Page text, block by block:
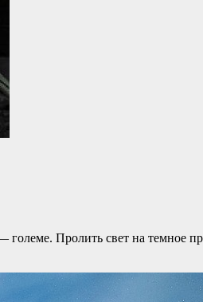
големе. Пролить свет на темное